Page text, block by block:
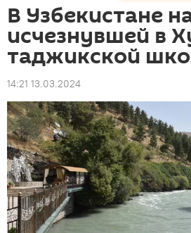
В Узбекистане
исчезнувшей в
таджикской
14:21 13.03.2024